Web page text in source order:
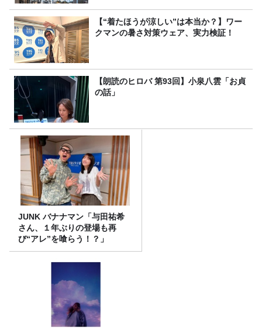
【“着たほうが涼しい”は本当か？】ワー
クマンの暑さ対策ウェア、実力検証！
【朗読のヒロバ 第93回】小泉八雲「お貞
の話」
JUNK バナナマン「与田祐希
さん、１年ぶりの登場も再
び“アレ”を喰らう！？」